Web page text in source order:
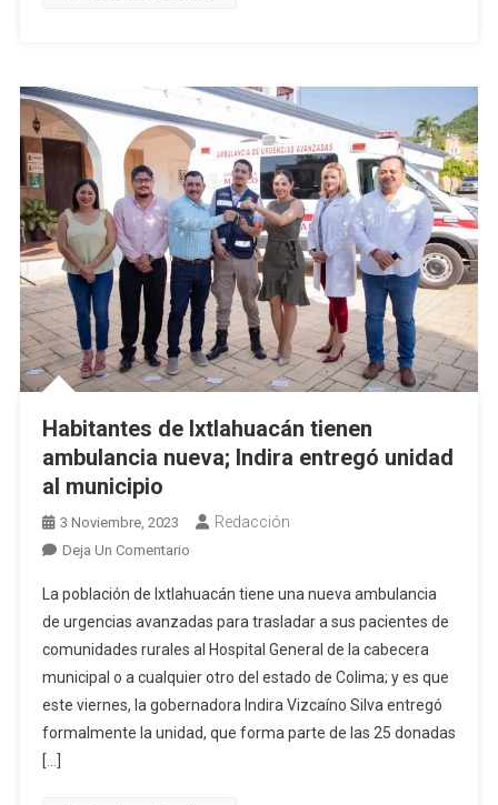
Colima
Habitantes de Ixtlahuacán tienen
ambulancia nueva; Indira entregó unidad
al municipio
3 Noviembre, 2023 Redacción
Deja Un ComentarioEn
De
Ixtlahuacán
Tienen
Ambulancia
Nueva;
Indira
La población de Ixtlahuacán tiene una nueva ambulancia
de urgencias avanzadas para trasladar a sus pacientes de
comunidades rurales al Hospital General de la cabecera
municipal o a cualquier otro del estado de Colima; y es que
este viernes, la gobernadora Indira Vizcaíno Silva entregó
formalmente la unidad, que forma parte de las 25 donadas
[…]